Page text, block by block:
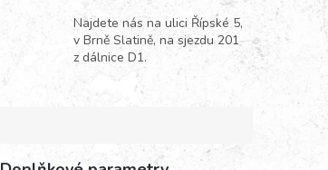
Najdete nás na ulici Řípské 5,
v Brně Slatině, na sjezdu 201
z dálnice D1.